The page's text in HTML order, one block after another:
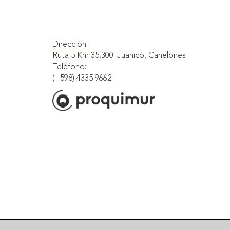
Dirección:
Ruta 5 Km 35,300. Juanicó, Canelones
Teléfono:
(+598) 4335 9662